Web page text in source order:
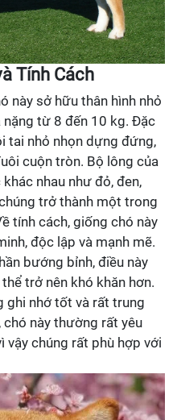
Tính Cách
này sở hữu thân hình nhỏ
từ 8 đến 10 kg. Đặc
tai nhỏ nhọn dựng đứng,
cuộn tròn. Bộ lông của
nhau như đỏ, đen,
trở thành một trong
tính cách, giống chó này
độc lập và mạnh mẽ.
bướng bỉnh, điều này
trở nên khó khăn hơn.
ghi nhớ tốt và rất trung
chó này thường rất yêu
vậy chúng rất phù hợp với